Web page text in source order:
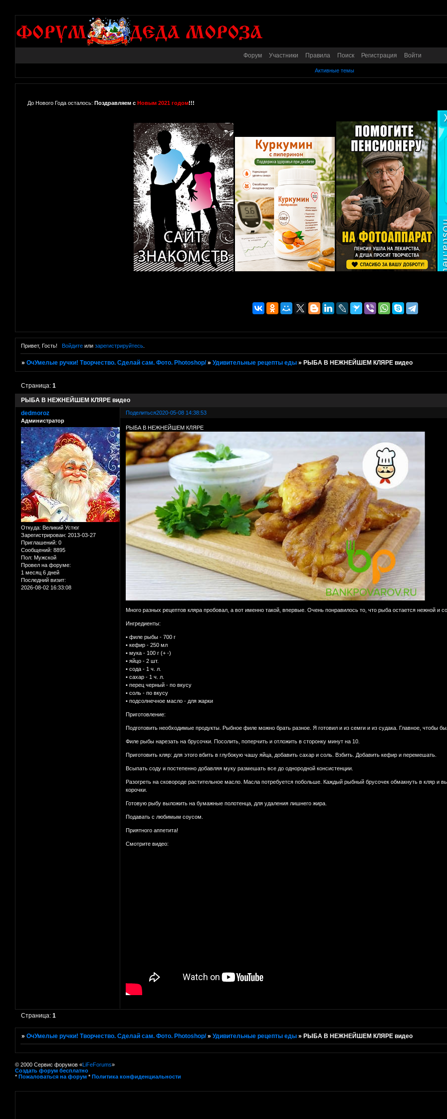
Форум Участники Правила Поиск Регистрация Войти
Активные темы
До Нового Года осталось: Поздравляем с Новым 2021 годом!!!
Привет, Гость! Войдитеили зарегистрируйтесь.
»ОчУмелые ручки! Творчество. Сделай сам. Фото. Photoshop/ »Удивительные рецепты еды » РЫБА В НЕЖНЕЙШЕМ КЛЯРЕ видео
РЫБА В НЕЖНЕЙШЕМ КЛЯРЕ видео
Страница:1
Поделиться2020-05-08 14:38:53
dedmoroz
Администратор
Откуда: Великий Устюг
Зарегистрирован: 2013-03-27
Приглашений: 0
Сообщений: 8895
Пол: Мужской
Провел на форуме:
1 месяц 6 дней
Последний визит:
2026-08-02 16:33:08
РЫБА В НЕЖНЕЙШЕМ КЛЯРЕ
Много разных рецептов кляра пробовал, а вот именно такой, впервые. Очень понравилось то, что рыба остается нежной и
Ингредиенты:
• филе рыбы - 700 г
• кефир - 250 мл
• мука - 100 г (+ -)
• яйцо - 2 шт.
• сода - 1 ч. л.
• сахар - 1 ч. л.
• перец черный - по вкусу
• соль - по вкусу
• подсолнечное масло - для жарки
Приготовление:
Подготовить необходимые продукты. Рыбное филе можно брать разное. Я готовил и из семги и из судака. Главное, чтобы
Филе рыбы нарезать на брусочки. Посолить, поперчить и отложить в сторонку минут на 10.
Приготовить кляр: для этого вбить в глубокую чашу яйца, добавить сахар и соль. Взбить. Добавить кефир и перемешать.
Всыпать соду и постепенно добавляя муку размешать все до однородной консистенции.
Разогреть на сковороде растительное масло. Масла потребуется побольше. Каждый рыбный брусочек обмакнуть в кляр и
корочки.
Готовую рыбу выложить на бумажные полотенца, для удаления лишнего жира.
Подавать с любимым соусом.
Приятного аппетита!
Смотрите видео:
Страница:1
»ОчУмелые ручки! Творчество. Сделай сам. Фото. Photoshop/ »Удивительные рецепты еды » РЫБА В НЕЖНЕЙШЕМ КЛЯРЕ видео
© 2000 Сервис форумов «LiFeForums»
Создать форум бесплатно
* Пожаловаться на форум * Политика конфиденциальности